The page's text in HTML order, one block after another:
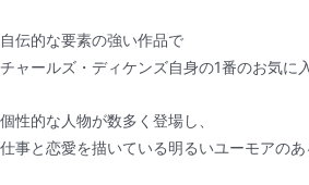
自伝的な要素の強い作品で
チャールズ・ディケンズ自身の1番のお気に
個性的な人物が数多く登場し、
仕事と恋愛を描いている明るいユーモアのあ